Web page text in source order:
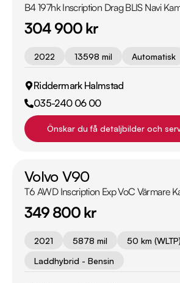
B4 197hk Inscription Drag BLIS Navi
304 900 kr
2022 13598 mil Automatisk
Riddermark Halmstad
035-240 06 00
Önskar du få detaljbilder och
Volvo V90
T6 AWD Inscription Exp VoC Värmare
349 800 kr
2021 5878 mil
50 km (WLTP)
Laddhybrid - Bensin